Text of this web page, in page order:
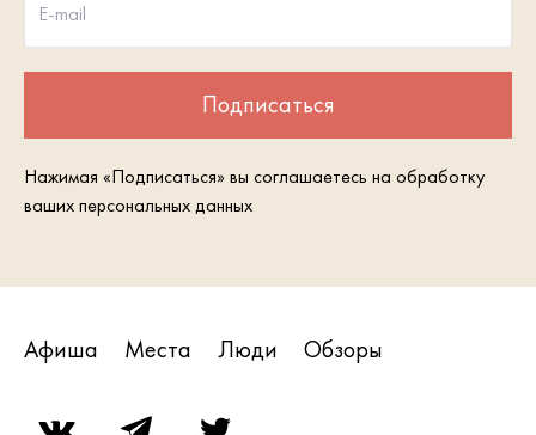
E-mail
Подписаться
Нажимая «Подписаться» вы соглашаетесь на обработку
ваших персональных данных
Афиша Места Люди Обзоры